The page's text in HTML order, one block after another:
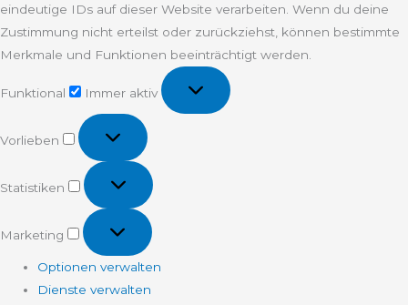
eindeutige IDs auf dieser Website verarbeiten. Wenn du deine
Zustimmung nicht erteilst oder zurückziehst, können bestimmte
Merkmale und Funktionen beeinträchtigt werden.
Funktional
Immer aktiv
Vorlieben
Vorlieben
Statistiken
Statistiken
Marketing
Marketing
Optionen verwalten
Dienste verwalten